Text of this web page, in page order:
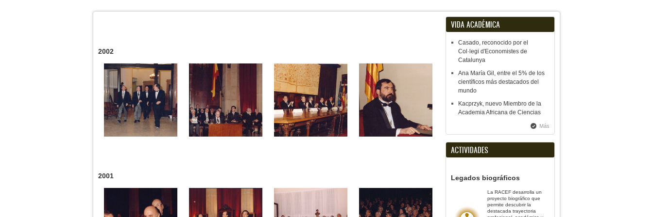
2002
2001
VIDA ACADÉMICA
Casado, reconocido por el
Col·legi d'Economistes de
Catalunya
Ana María Gil, entre el 5% de los
científicos más destacados del
mundo
Kacprzyk, nuevo Miembro de la
Academia Africana de Ciencias
Más
ACTIVIDADES
Legados biográficos
La RACEF desarrolla un
proyecto biográfico que
permite descubrir la
destacada trayectoria